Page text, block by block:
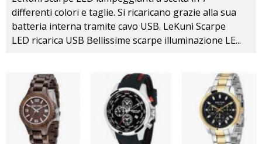
differenti colori e taglie. Si ricaricano grazie alla sua
batteria interna tramite cavo USB. LeKuni Scarpe
LED ricarica USB Bellissime scarpe illuminazione LE...